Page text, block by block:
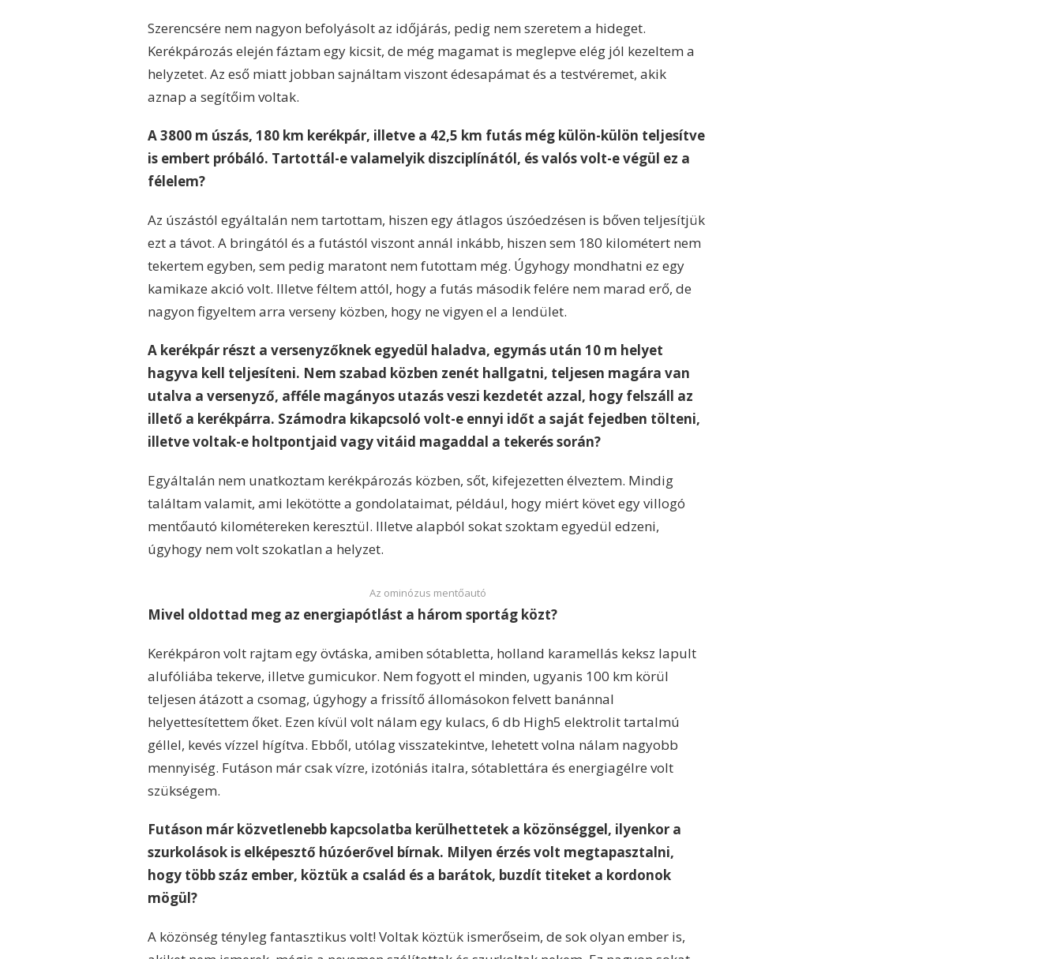
Szerencsére nem nagyon befolyásolt az időjárás, pedig nem szeretem a hideget.
Kerékpározás elején fáztam egy kicsit, de még magamat is meglepve elég jól kezeltem a
helyzetet. Az eső miatt jobban sajnáltam viszont édesapámat és a testvéremet, akik
aznap a segítőim voltak.
A 3800 m úszás, 180 km kerékpár, illetve a 42,5 km futás még külön-külön teljesítve
is embert próbáló. Tartottál-e valamelyik diszciplínától, és valós volt-e végül ez a
félelem?
Az úszástól egyáltalán nem tartottam, hiszen egy átlagos úszóedzésen is bőven teljesítjük
ezt a távot. A bringától és a futástól viszont annál inkább, hiszen sem 180 kilométert nem
tekertem egyben, sem pedig maratont nem futottam még. Úgyhogy mondhatni ez egy
kamikaze akció volt. Illetve féltem attól, hogy a futás második felére nem marad erő, de
nagyon figyeltem arra verseny közben, hogy ne vigyen el a lendület.
A kerékpár részt a versenyzőknek egyedül haladva, egymás után 10 m helyet
hagyva kell teljesíteni. Nem szabad közben zenét hallgatni, teljesen magára van
utalva a versenyző, afféle magányos utazás veszi kezdetét azzal, hogy felszáll az
illető a kerékpárra. Számodra kikapcsoló volt-e ennyi időt a saját fejedben tölteni,
illetve voltak-e holtpontjaid vagy vitáid magaddal a tekerés során?
Egyáltalán nem unatkoztam kerékpározás közben, sőt, kifejezetten élveztem. Mindig
találtam valamit, ami lekötötte a gondolataimat, például, hogy miért követ egy villogó
mentőautó kilométereken keresztül. Illetve alapból sokat szoktam egyedül edzeni,
úgyhogy nem volt szokatlan a helyzet.
Az ominózus mentőautó
Mivel oldottad meg az energiapótlást a három sportág közt?
Kerékpáron volt rajtam egy övtáska, amiben sótabletta, holland karamellás keksz lapult
alufóliába tekerve, illetve gumicukor. Nem fogyott el minden, ugyanis 100 km körül
teljesen átázott a csomag, úgyhogy a frissítő állomásokon felvett banánnal
helyettesítettem őket. Ezen kívül volt nálam egy kulacs, 6 db High5 elektrolit tartalmú
géllel, kevés vízzel hígítva. Ebből, utólag visszatekintve, lehetett volna nálam nagyobb
mennyiség. Futáson már csak vízre, izotóniás italra, sótablettára és energiagélre volt
szükségem.
Futáson már közvetlenebb kapcsolatba kerülhettetek a közönséggel, ilyenkor a
szurkolások is elképesztő húzóerővel bírnak. Milyen érzés volt megtapasztalni,
hogy több száz ember, köztük a család és a barátok, buzdít titeket a kordonok
mögül?
A közönség tényleg fantasztikus volt! Voltak köztük ismerőseim, de sok olyan ember is,